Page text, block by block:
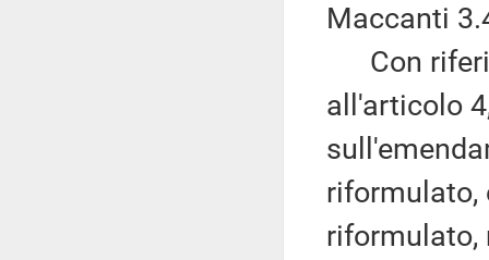
Maccanti
Con
all'articolo
riformulato,
riformulato,